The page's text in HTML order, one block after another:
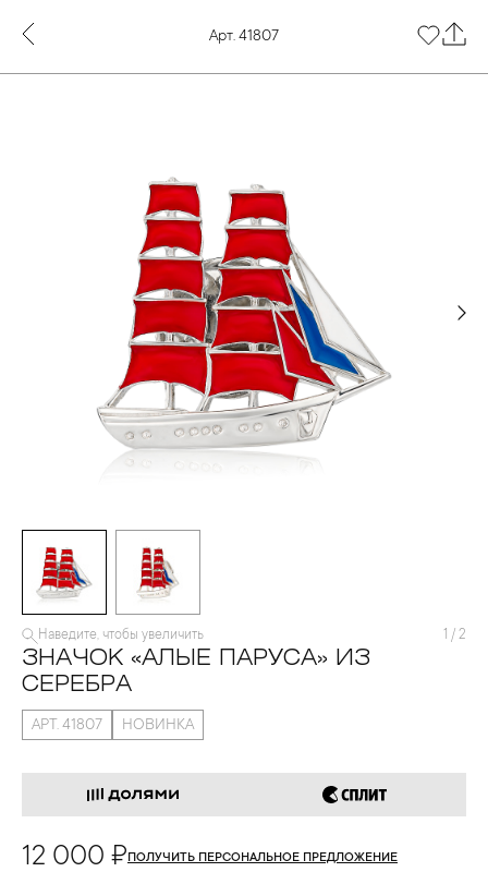
Арт. 41807
Наведите, чтобы увеличить 1 / 2
ЗНАЧОК «АЛЫЕ ПАРУСА» ИЗ
СЕРЕБРА
АРТ. 41807 НОВИНКА
12 000 ₽ ПОЛУЧИТЬ ПЕРСОНАЛЬНОЕ ПРЕДЛОЖЕНИЕ